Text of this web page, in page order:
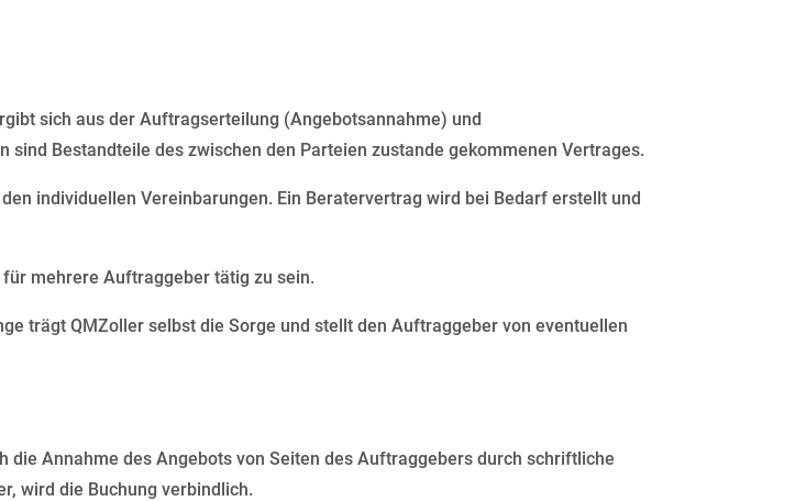
sich aus der Auftragserteilung (Angebotsannahme) und
Bestandteile des zwischen den Parteien zustande gekommenen Vertrages.
individuellen Vereinbarungen. Ein Beratervertrag wird bei Bedarf erstellt und
mehrere Auftraggeber tätig zu sein.
trägt QMZoller selbst die Sorge und stellt den Auftraggeber von eventuellen
Annahme des Angebots von Seiten des Auftraggebers durch schriftliche
wird die Buchung verbindlich.